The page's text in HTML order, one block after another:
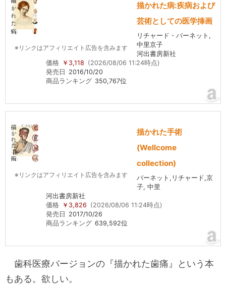
※リンクはアフィリエイト広告を含みます
描かれた病:疾病および
芸術としての医学挿画
リチャード・バーネット,
中里京子
河出書房新社
価格 ￥3,118 (2026/08/06 11:24時点)
発売日
2016/10/20
商品ランキング 350,767位
※リンクはアフィリエイト広告を含みます
描かれた手術
(Wellcome
collection)
バーネット,リチャード,京
子, 中里
河出書房新社
価格 ￥3,826 (2026/08/06 11:24時点)
発売日
2017/10/26
商品ランキング 639,592位
歯科医療バージョンの『描かれた歯痛』という本
もある。欲しい。